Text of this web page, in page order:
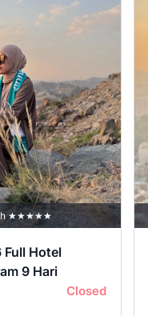
★★★★★
Hotel
9 Hari
Closed